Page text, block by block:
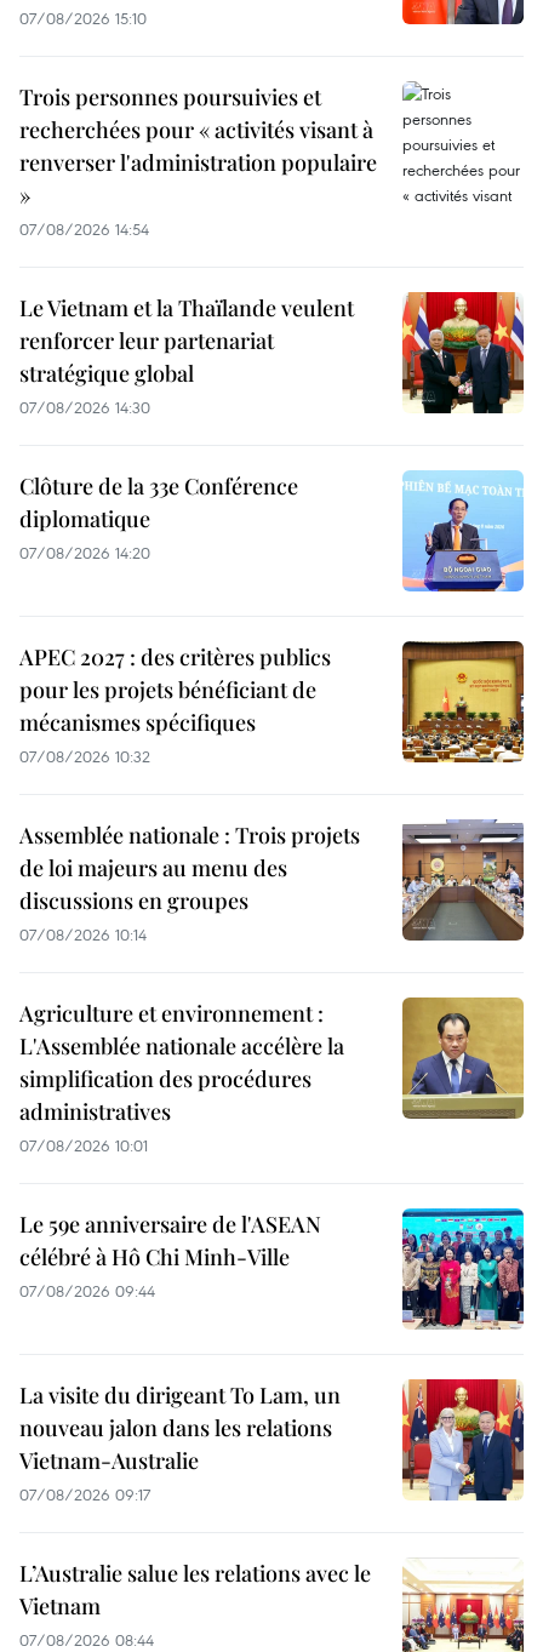
07/08/2026 15:10
Trois personnes poursuivies et
recherchées pour « activités visant à
renverser l'administration populaire
»
07/08/2026 14:54
Le Vietnam et la Thaïlande veulent
renforcer leur partenariat
stratégique global
07/08/2026 14:30
Clôture de la 33e Conférence
diplomatique
07/08/2026 14:20
APEC 2027 : des critères publics
pour les projets bénéficiant de
mécanismes spécifiques
07/08/2026 10:32
Assemblée nationale : Trois projets
de loi majeurs au menu des
discussions en groupes
07/08/2026 10:14
Agriculture et environnement :
L'Assemblée nationale accélère la
simplification des procédures
administratives
07/08/2026 10:01
Le 59e anniversaire de l'ASEAN
célébré à Hô Chi Minh-Ville
07/08/2026 09:44
La visite du dirigeant To Lam, un
nouveau jalon dans les relations
Vietnam-Australie
07/08/2026 09:17
L’Australie salue les relations avec le
Vietnam
07/08/2026 08:44